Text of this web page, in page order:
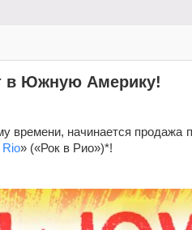
в Южную Америку!
времени, начинается продажа
Rio» («Рок в Рио»)*!